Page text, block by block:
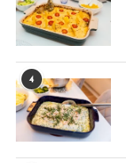
4